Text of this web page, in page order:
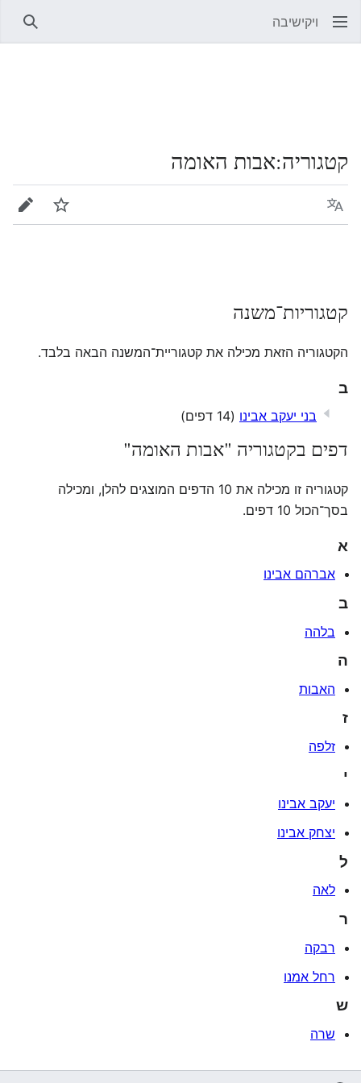
ויקישיבה
קטגוריה:אבות האומה
שפה מעקב
קטגוריות־משנה
הקטגוריה הזאת מכילה את קטגוריית־המשנה הבאה בלבד.
ב
בני יעקב אבינו (14 דפים)
דפים בקטגוריה "אבות האומה"
קטגוריה זו מכילה את 10 הדפים המוצגים להלן, ומכילה
בסך־הכול 10 דפים.
א
אברהם אבינו
ב
בלהה
ה
האבות
ז
זלפה
י
יעקב אבינו
יצחק אבינו
ל
לאה
ר
רבקה
רחל אמנו
ש
שרה